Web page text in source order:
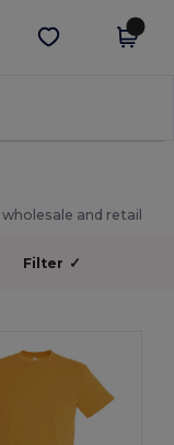
Stáhnout app
wholesale and retail
Filter ✓